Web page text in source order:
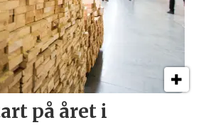
på året i